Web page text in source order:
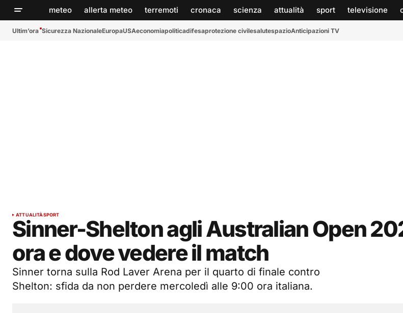
meteo allerta meteo terremoti cronaca scienza attualità sport televisione
Ultim’ora Sicurezza NazionaleEuropaUSAeconomiapoliticadifesaprotezione civilesalutespazioAnticipazioni TV
ATTUALITÀSPORT
Sinner-Shelton agli Australian Open
ora e dove vedere il match
Sinner torna sulla Rod Laver Arena per il quarto di finale contro
Shelton: sfida da non perdere mercoledì alle 9:00 ora italiana.